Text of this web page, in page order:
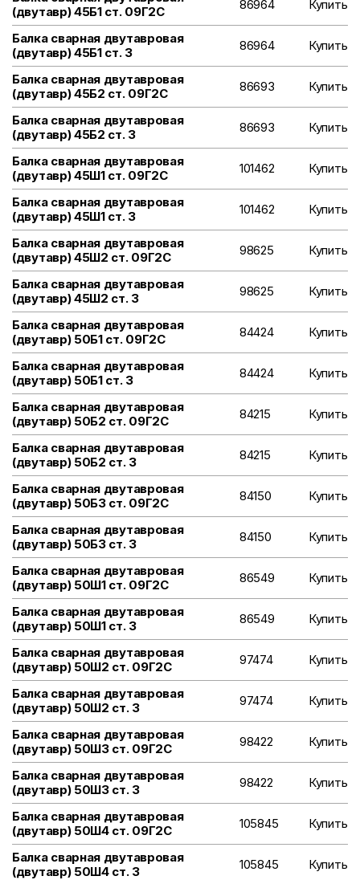
(двутавр) 45Б1 ст. 09Г2С
86964 Купить
Балка сварная двутавровая
(двутавр) 45Б1 ст. 3
86964 Купить
Балка сварная двутавровая
(двутавр) 45Б2 ст. 09Г2С
86693 Купить
Балка сварная двутавровая
(двутавр) 45Б2 ст. 3
86693 Купить
Балка сварная двутавровая
(двутавр) 45Ш1 ст. 09Г2С
101462 Купить
Балка сварная двутавровая
(двутавр) 45Ш1 ст. 3
101462 Купить
Балка сварная двутавровая
(двутавр) 45Ш2 ст. 09Г2С
98625 Купить
Балка сварная двутавровая
(двутавр) 45Ш2 ст. 3
98625 Купить
Балка сварная двутавровая
(двутавр) 50Б1 ст. 09Г2С
84424 Купить
Балка сварная двутавровая
(двутавр) 50Б1 ст. 3
84424 Купить
Балка сварная двутавровая
(двутавр) 50Б2 ст. 09Г2С
84215 Купить
Балка сварная двутавровая
(двутавр) 50Б2 ст. 3
84215 Купить
Балка сварная двутавровая
(двутавр) 50Б3 ст. 09Г2С
84150 Купить
Балка сварная двутавровая
(двутавр) 50Б3 ст. 3
84150 Купить
Балка сварная двутавровая
(двутавр) 50Ш1 ст. 09Г2С
86549 Купить
Балка сварная двутавровая
(двутавр) 50Ш1 ст. 3
86549 Купить
Балка сварная двутавровая
(двутавр) 50Ш2 ст. 09Г2С
97474 Купить
Балка сварная двутавровая
(двутавр) 50Ш2 ст. 3
97474 Купить
Балка сварная двутавровая
(двутавр) 50Ш3 ст. 09Г2С
98422 Купить
Балка сварная двутавровая
(двутавр) 50Ш3 ст. 3
98422 Купить
Балка сварная двутавровая
(двутавр) 50Ш4 ст. 09Г2С
105845 Купить
Балка сварная двутавровая
(двутавр) 50Ш4 ст. 3
105845 Купить